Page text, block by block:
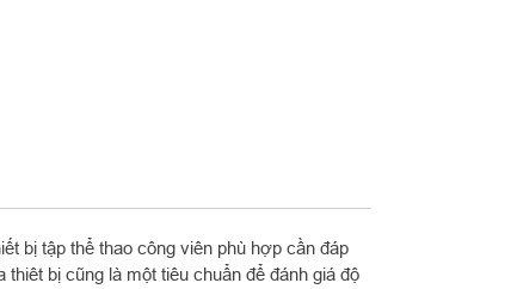
bị tập thể thao công viên phù hợp cần đáp
bị cũng là một tiêu chuẩn để đánh giá độ